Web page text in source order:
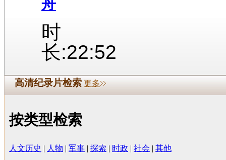
舟
时
长:22:52
高清纪录片检索 更多
按类型检索
人文历史 | 人物 | 军事 | 探索 | 时政 | 社会 | 其他